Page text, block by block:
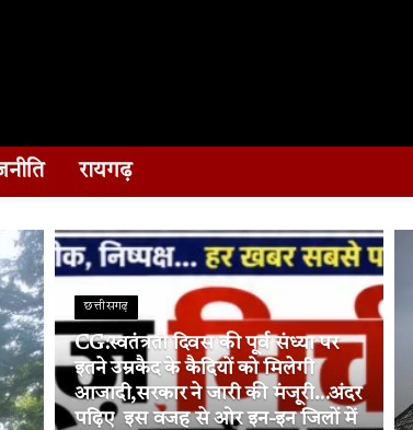
रायगढ़
छत्तीसगढ़
CG:स्वतंत्रता दिवस की पूर्व संध्या पर
इतने उम्रकैद के कैदियों को मिलेगी
आजादी,सरकार ने जारी की मंजूरी…अंदर
पढ़िए इस वजह से ओर इन-इन जिलों में